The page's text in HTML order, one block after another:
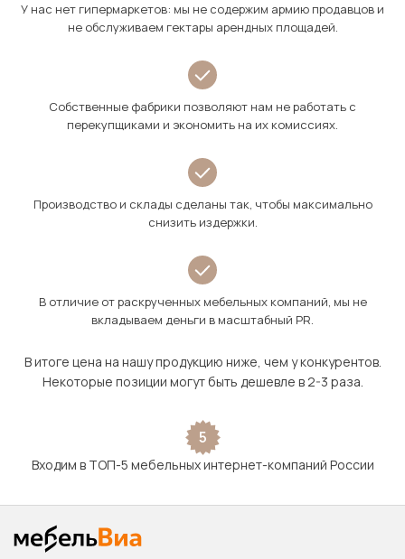
У нас нет гипермаркетов: мы не содержим армию продавцов и
не обслуживаем гектары арендных площадей.
Собственные фабрики позволяют нам не работать с
перекупщиками и экономить на их комиссиях.
Производство и склады сделаны так, чтобы максимально
снизить издержки.
В отличие от раскрученных мебельных компаний, мы не
вкладываем деньги в масштабный PR.
В итоге цена на нашу продукцию ниже, чем у конкурентов.
Некоторые позиции могут быть дешевле в 2-3 раза.
5
Входим в ТОП-5 мебельных интернет-компаний России